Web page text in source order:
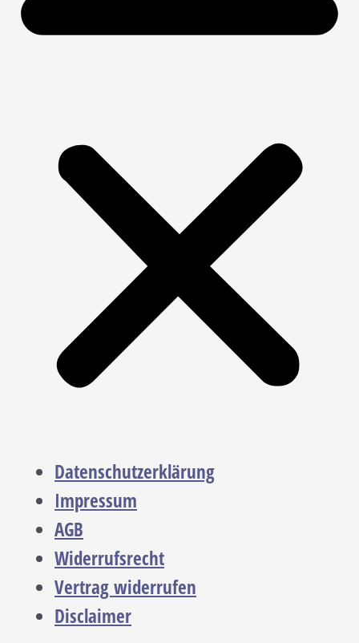
Datenschutzerklärung
Impressum
AGB
Widerrufsrecht
Vertrag widerrufen
Disclaimer